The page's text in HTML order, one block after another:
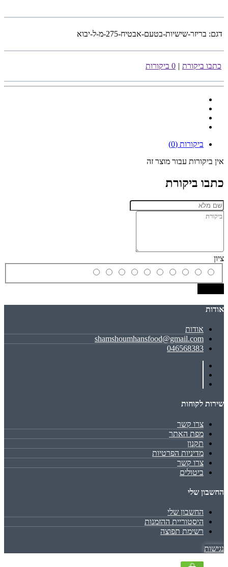
דגם: בריזר-שישיות-בטעם-אבטיח-275-מ-ל-יבוא
כתבו ביקורת | 0 ביקורות
ביקורות (0)
אין ביקורות עבור מוצר זה
כתבו ביקורת
ציון
אודות
אודות
shamshoumhansfood@gmail.com
046568383
שירות לקוחות
צרו קשר
מפת האתר
תקנון
מדיניות הפרטיות
צרו קשר
ביטולים
החשבון שלי
החשבון שלי
היסטוריית ההזמנות
רשימת תפוצה
נגישות